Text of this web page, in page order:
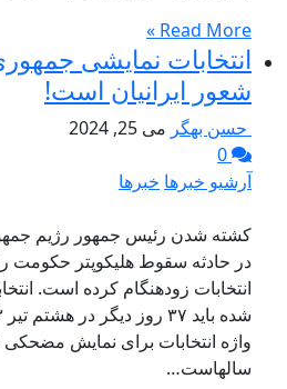
Read More »
انتخابات نمایشی
شعور ایرانیان است!
حسن بهگر می 25, 2024
آرشیو خبرها خبرها
کشته شدن رئیس جمهور رژیم
در حادثه سقوط هلیکوپتر حکومت
انتخابات زودهنگام کرده است.
واژه انتخابات برای نمایش
سالهاست…